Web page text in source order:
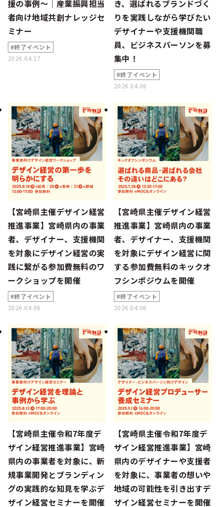
援の事例～｜産業振興担当
者向け地域共創ナレッジセ
ミナー
#終了イベント
2026.04.17
き、選ばれるブランドづく
りを実践しながら学びたい
デザイナーや支援機関職
員、ビジネスパーソンを募
集中！
#終了イベント
2026.04.06
【宮崎県主催デザイン経営
推進事業】宮崎県内の事業
者、デザイナー、支援機関
を対象にデザイン経営の実
践に繋がる参加費無料のワ
ークショップを開催
#終了イベント
2026.04.06
【宮崎県主催デザイン経営
推進事業】宮崎県内の事業
者、デザイナー、支援機関
を対象にデザイン経営に関
する参加費無料のキックオ
フシンポジウムを開催
#終了イベント
2026.04.06
【宮崎県主催令和7年度デ
ザイン経営推進事業】宮崎
県内の事業者を対象に、新
規事業開発とブランディン
グの実践的な知見を学ぶデ
ザイン経営セミナーを開催
【宮崎県主催令和7年度デ
ザイン経営推進事業】宮崎
県内のデザイナーや支援者
を対象に、事業者の想いや
地域の可能性を引き出すデ
ザイン経営セミナーを開催